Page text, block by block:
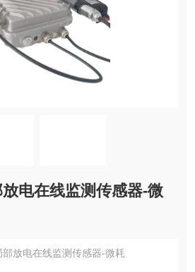
电在线监测传感器-微
部放电在线监测传感器-微耗